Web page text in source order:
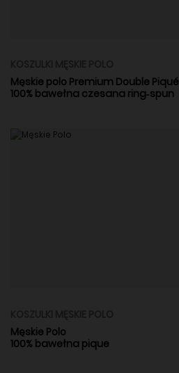
Męskie polo Premium Double Piqué
100% bawełna czesana ring‑spun
Męskie Polo
100% bawełna pique